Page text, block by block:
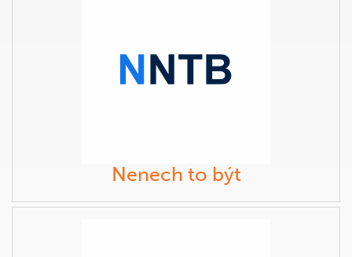
Nenech to být